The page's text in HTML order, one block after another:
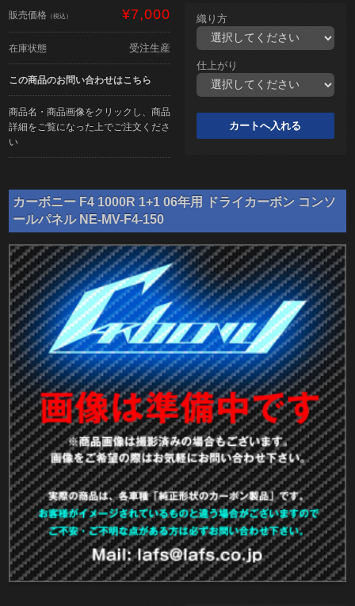
販売価格 （税込） ¥7,000
在庫状態 受注生産
この商品のお問い合わせはこちら
商品名・商品画像をクリックし、商品
詳細をご覧になった上でご注文くださ
い
織り方
仕上がり
カーボニー F4 1000R 1+1 06年用 ドライカーボン コンソ
ールパネル NE-MV-F4-150